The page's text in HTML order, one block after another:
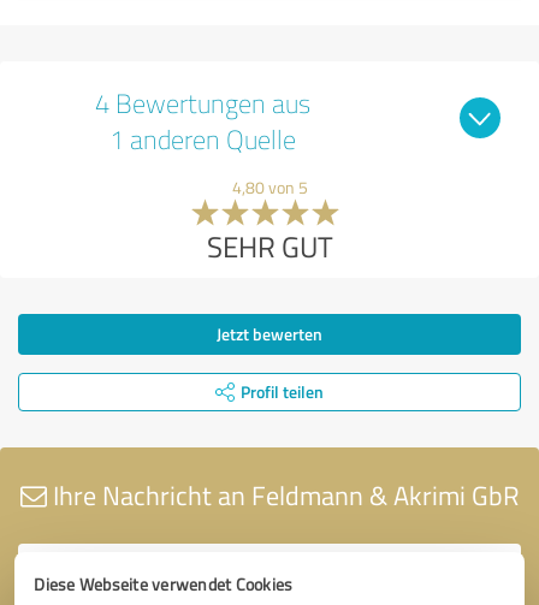
Diese Webseite verwendet Cookies
4 Bewertungen aus
1 anderen Quelle
4,80 von 5
SEHR GUT
Jetzt bewerten
Profil teilen
Ihre Nachricht an Feldmann & Akrimi GbR